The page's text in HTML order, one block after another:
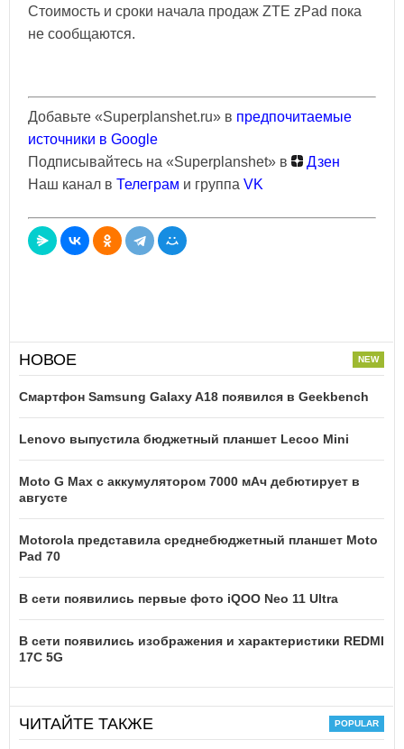
Стоимость и сроки начала продаж ZTE zPad пока
не сообщаются.
Добавьте «Superplanshet.ru» в предпочитаемые
источники в Google
Подписывайтесь на «Superplanshet» в
Дзен
Наш канал в Телеграм и группа VK
НОВОЕ
Смартфон Samsung Galaxy A18 появился в Geekbench
Lenovo выпустила бюджетный планшет Lecoo Mini
Moto G Max с аккумулятором 7000 мАч дебютирует в
августе
Motorola представила среднебюджетный планшет Moto
Pad 70
В сети появились первые фото iQOO Neo 11 Ultra
В сети появились изображения и характеристики REDMI
17C 5G
ЧИТАЙТЕ ТАКЖЕ